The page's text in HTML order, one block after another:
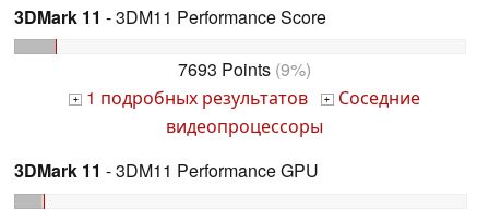
3DMark 11 - 3DM11 Performance Score
7693 Points (9%)
+ 1 подробных результатов + Соседние
видеопроцессоры
3DMark 11 - 3DM11 Performance GPU